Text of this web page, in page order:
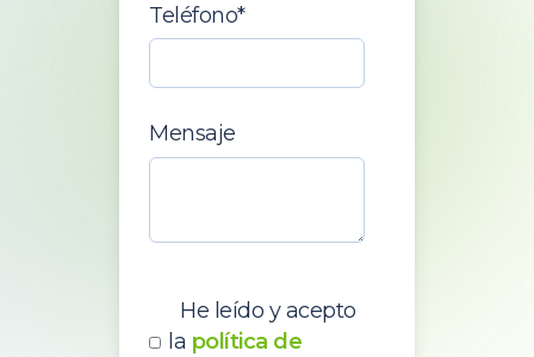
Teléfono*
Mensaje
He leído y acepto
la política de